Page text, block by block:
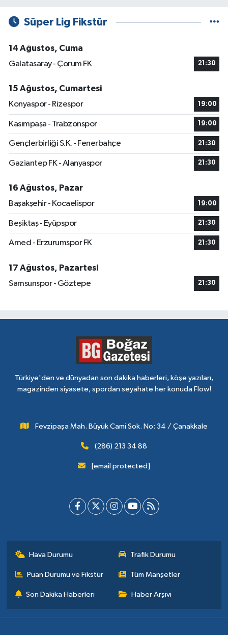
Süper Lig Fikstür
14 Ağustos, Cuma
Galatasaray - Çorum FK
21:30
15 Ağustos, Cumartesi
Konyaspor - Rizespor
19:00
Kasımpaşa - Trabzonspor 19:00
Gençlerbirliği S.K. - Fenerbahçe 21:30
Gaziantep FK - Alanyaspor 21:30
16 Ağustos, Pazar
Başakşehir - Kocaelispor
19:00
Beşiktaş - Eyüpspor 21:30
Amed - Erzurumspor FK 21:30
17 Ağustos, Pazartesi
Samsunspor - Göztepe
21:30
Türkiye'den ve dünyadan son dakika haberleri, köşe yazıları,
magazinden siyasete, spordan seyahate her konuda Flow!
Fevzipaşa Mah. Büyük Cami Sok. No: 34 / Çanakkale
(286) 213 34 88
[email protected]
Hava Durumu Trafik Durumu
Puan Durumu ve Fikstür Tüm Manşetler
Son Dakika Haberleri Haber Arşivi